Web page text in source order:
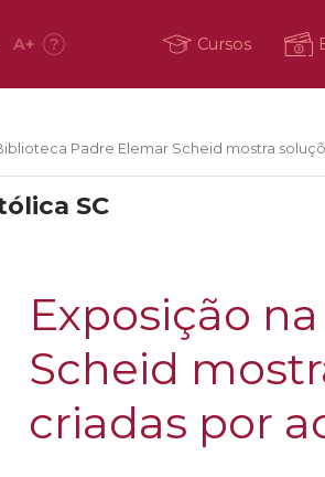
A+ ? Cursos
Padre Elemar Scheid mostra
SC
Exposição
Scheid
criadas por